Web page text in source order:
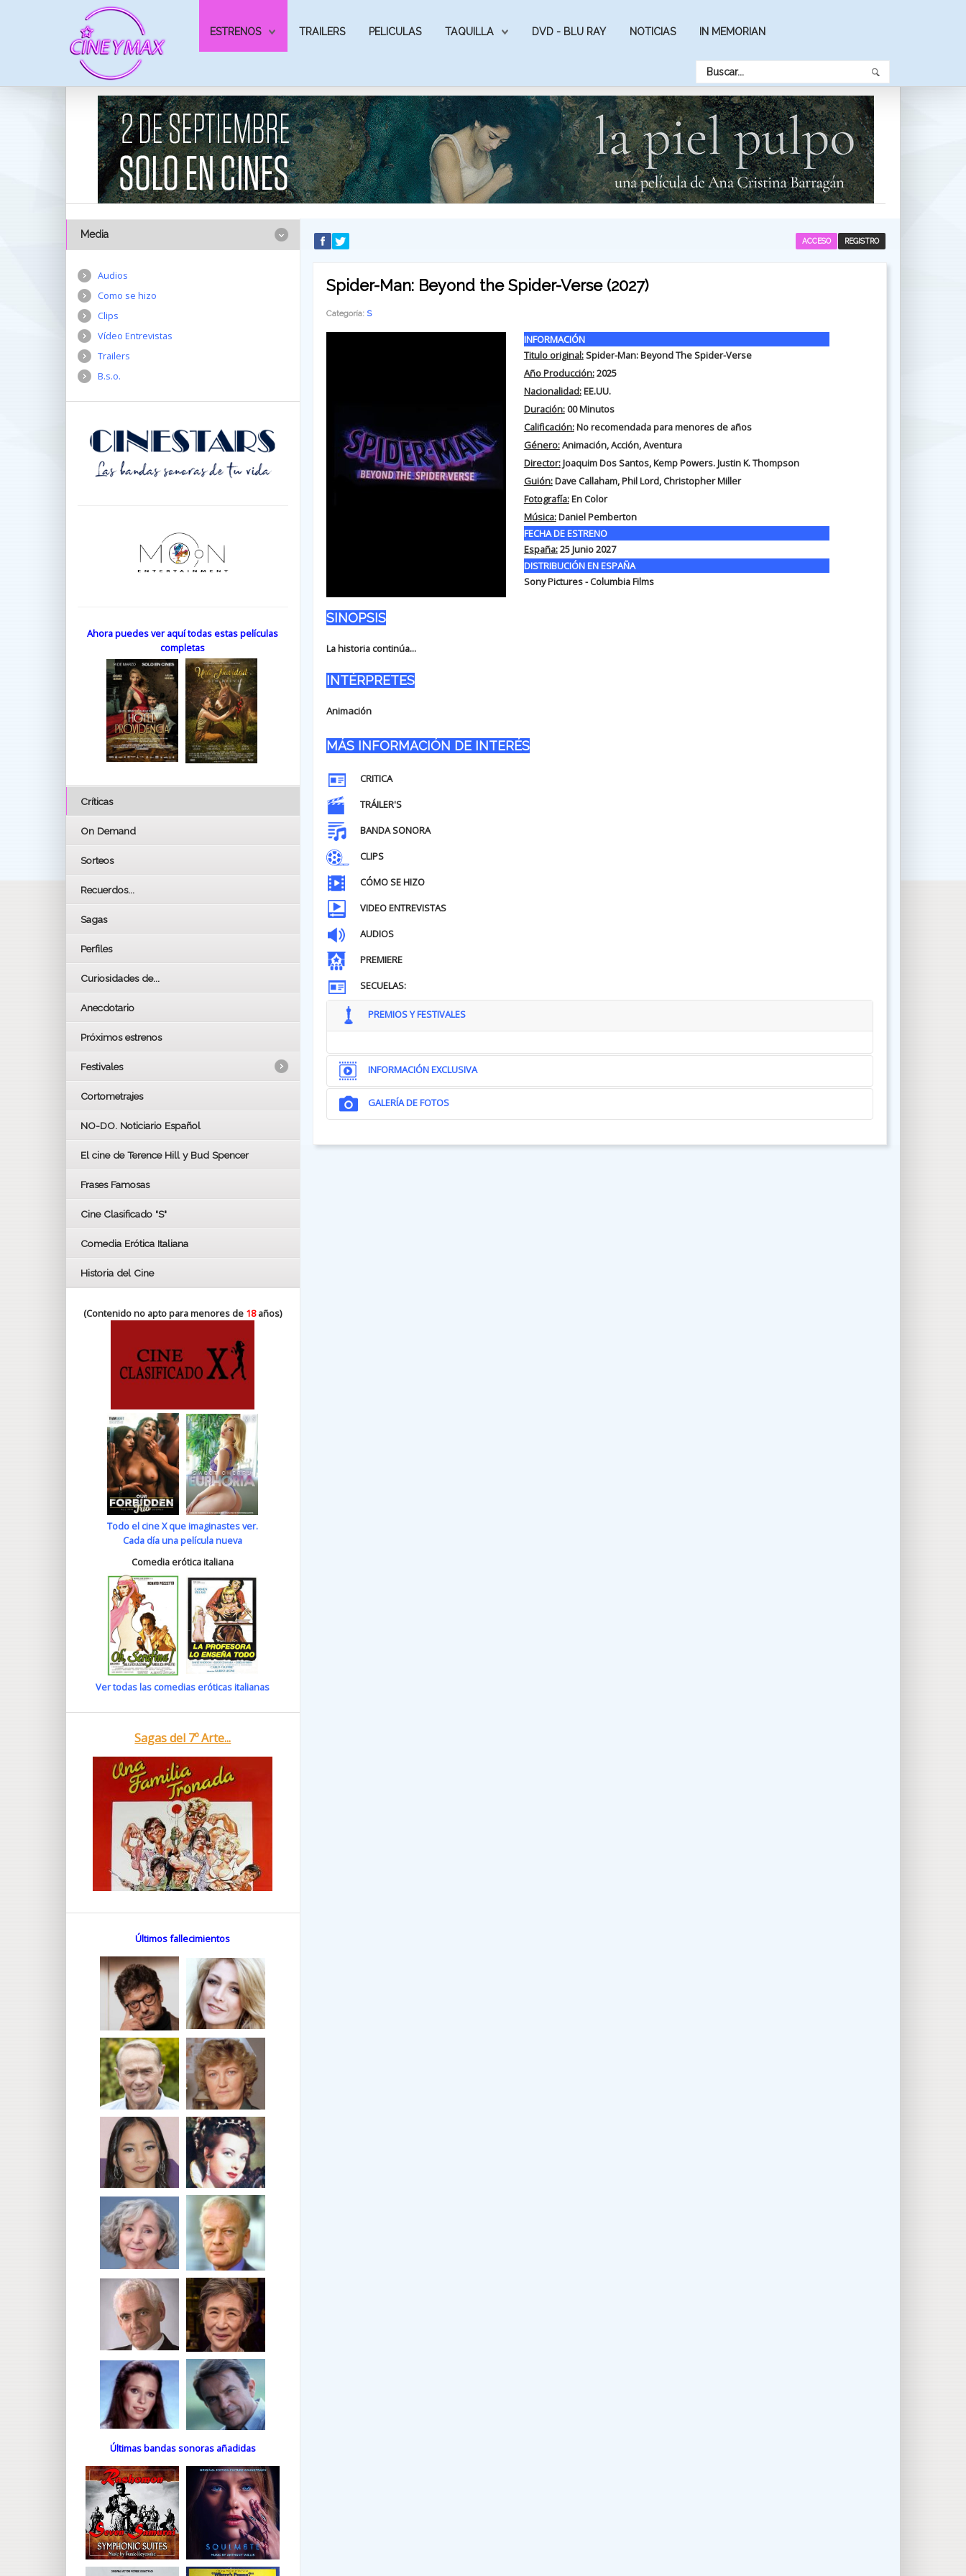
ESTRENOS TRAILERS PELICULAS TAQUILLA DVD - BLU RAY NOTICIAS IN MEMORIAN
REGISTRO
ACCESO
Spider-Man: Beyond the Spider-Verse (2027)
Categoría: S
INFORMACIÓN
Titulo original:Spider-Man: Beyond The Spider-Verse
Año Producción:2025
Nacionalidad:EE.UU.
Duración:00Minutos
Calificación:No recomendada para menores de años
Género:Animación, Acción, Aventura
Director:Joaquim Dos Santos, Kemp Powers. Justin K. Thompson
Guión:Dave Callaham, Phil Lord, Christopher Miller
Fotografía:En Color
Música:Daniel Pemberton
FECHA DE ESTRENO
España:25 Junio 2027
DISTRIBUCIÓN EN ESPAÑA
Sony Pictures - Columbia Films
SINOPSIS
La historia continúa...
INTÉRPRETES
Animación
MÁS INFORMACIÓN DE INTERÉS
CRITICA
TRÁILER'S
BANDA SONORA
CLIPS
CÓMO SE HIZO
VIDEO ENTREVISTAS
AUDIOS
PREMIERE
SECUELAS:
PREMIOS Y FESTIVALES
INFORMACIÓN EXCLUSIVA
GALERÍA DE FOTOS
Media
Audios
Como se hizo
Clips
Vídeo Entrevistas
Trailers
B.s.o.
Ahora puedes ver aquí todas estas películas
completas
Críticas
On Demand
Sorteos
Recuerdos...
Sagas
Perfiles
Curiosidades de...
Anecdotario
Próximos estrenos
Festivales
LOS OSCARS
BAFTA
Cortometrajes
NO-DO. Noticiario Español
El cine de Terence Hill y Bud Spencer
Frases Famosas
Cine Clasificado "S"
Comedia Erótica Italiana
Historia del Cine
(Contenido no apto para menores de 18años)
Todo el cine X que imaginastes ver.
Cada día una película nueva
Comedia erótica italiana
Ver todas las comedias eróticas italianas
Sagas del 7º Arte...
Últimos fallecimientos
Últimas bandas sonoras añadidas